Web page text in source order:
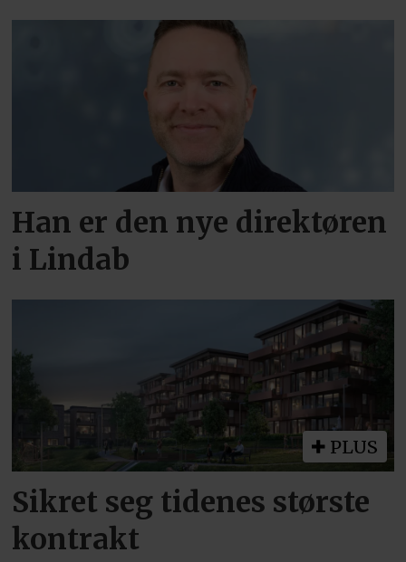
Han er den nye direktøren
i Lindab
PLUS
Sikret seg tidenes største
kontrakt